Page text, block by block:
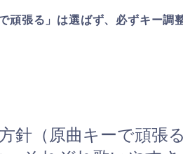
頑張る」は選ばず、必ずキー調
針（原曲キーで頑張